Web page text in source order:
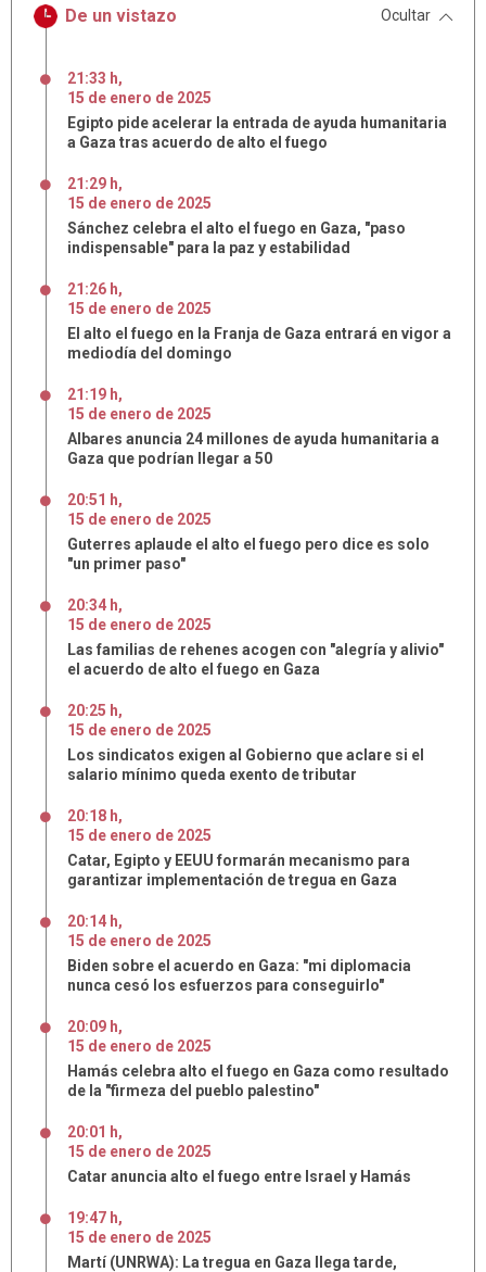
De un vistazo Ocultar
21:33 h,
15 de enero de 2025
Egipto pide acelerar la entrada de ayuda humanitaria
a Gaza tras acuerdo de alto el fuego
21:29 h,
15 de enero de 2025
Sánchez celebra el alto el fuego en Gaza, "paso
indispensable" para la paz y estabilidad
21:26 h,
15 de enero de 2025
El alto el fuego en la Franja de Gaza entrará en vigor a
mediodía del domingo
21:19 h,
15 de enero de 2025
Albares anuncia 24 millones de ayuda humanitaria a
Gaza que podrían llegar a 50
20:51 h,
15 de enero de 2025
Guterres aplaude el alto el fuego pero dice es solo
"un primer paso"
20:34 h,
15 de enero de 2025
Las familias de rehenes acogen con "alegría y alivio"
el acuerdo de alto el fuego en Gaza
20:25 h,
15 de enero de 2025
Los sindicatos exigen al Gobierno que aclare si el
salario mínimo queda exento de tributar
20:18 h,
15 de enero de 2025
Catar, Egipto y EEUU formarán mecanismo para
garantizar implementación de tregua en Gaza
20:14 h,
15 de enero de 2025
Biden sobre el acuerdo en Gaza: "mi diplomacia
nunca cesó los esfuerzos para conseguirlo"
20:09 h,
15 de enero de 2025
Hamás celebra alto el fuego en Gaza como resultado
de la "firmeza del pueblo palestino"
20:01 h,
15 de enero de 2025
Catar anuncia alto el fuego entre Israel y Hamás
19:47 h,
15 de enero de 2025
Martí (UNRWA): La tregua en Gaza llega tarde,